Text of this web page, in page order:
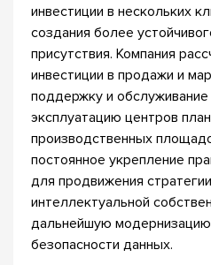
инвестиции в нескольких
создания более
присутствия. Компания
инвестиции в продажи и
поддержку и обслуживание
эксплуатацию центров
производственных
постоянное укрепление
для продвижения
интеллектуальной
дальнейшую
безопасности данных.